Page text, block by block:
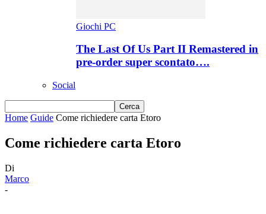
Giochi PC
The Last Of Us Part II Remastered in
pre-order super scontato….
Social
Home Guide Come richiedere carta Etoro
Come richiedere carta Etoro
Di
Marco
-